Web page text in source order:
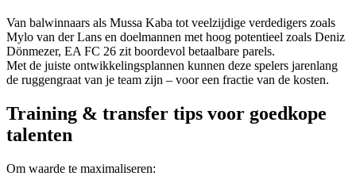
Van balwinnaars als Mussa Kaba tot veelzijdige verdedigers zoals
Mylo van der Lans en doelmannen met hoog potentieel zoals Deniz
Dönmezer, EA FC 26 zit boordevol betaalbare parels.
Met de juiste ontwikkelingsplannen kunnen deze spelers jarenlang
de ruggengraat van je team zijn – voor een fractie van de kosten.
Training & transfer tips voor goedkope
talenten
Om waarde te maximaliseren: